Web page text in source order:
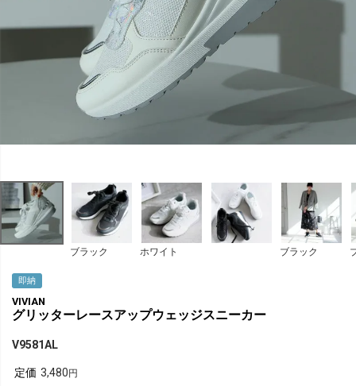
ブラック ホワイト ブラック
即納
VIVIAN
グリッターレースアップウェッジスニーカー
V9581AL
定価 3,480